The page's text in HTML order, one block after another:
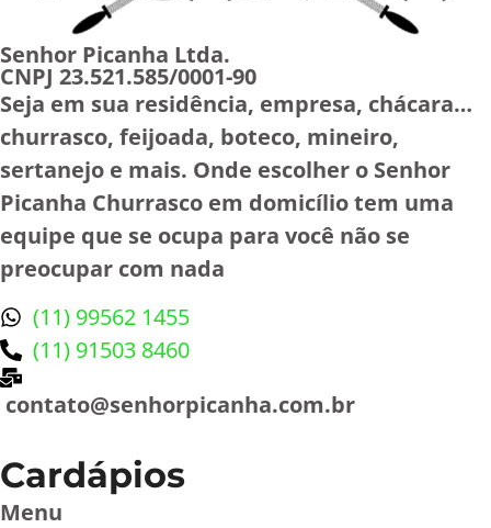
Senhor Picanha Ltda.
CNPJ 23.521.585/0001-90
Seja em sua residência, empresa, chácara…
churrasco, feijoada, boteco, mineiro,
sertanejo e mais. Onde escolher o Senhor
Picanha Churrasco em domicílio tem uma
equipe que se ocupa para você não se
preocupar com nada
(11) 99562 1455
(11) 91503 8460
contato@senhorpicanha.com.br
Cardápios
Menu